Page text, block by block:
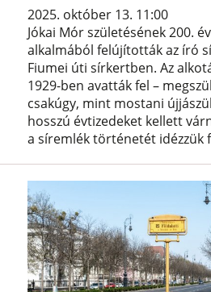
2025. október 13. 11:00
Jókai Mór születésének 200.
alkalmából felújították az író
Fiumei úti sírkertben. Az
1929-ben avatták fel –
csakúgy, mint mostani
hosszú évtizedeket kellett
a síremlék történetét idézzük